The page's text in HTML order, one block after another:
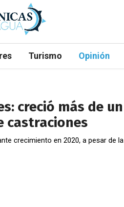
Turismo Opinión
creció más de un
castraciones
crecimiento en 2020, a pesar de la